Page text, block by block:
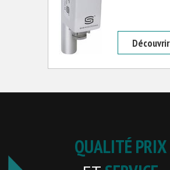
Découvrir
QUALITÉ PRIX